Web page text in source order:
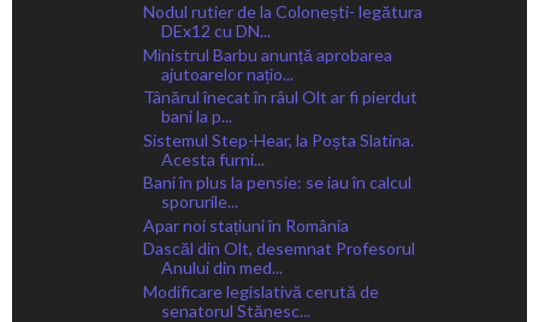
Nodul rutier de la Colonești- legătura
DEx12 cu DN...
Ministrul Barbu anunță aprobarea
ajutoarelor națio...
Tânărul înecat în râul Olt ar fi pierdut
bani la p...
Sistemul Step-Hear, la Poșta Slatina.
Acesta furni...
Bani în plus la pensie: se iau în calcul
sporurile...
Apar noi stațiuni în România
Dascăl din Olt, desemnat Profesorul
Anului din med...
Modificare legislativă cerută de
senatorul Stănesc...